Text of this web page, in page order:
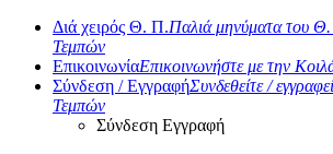
Διά χειρός Θ. Π.Παλιά μηνύματα του
Τεμπών
ΕπικοινωνίαΕπικοινωνήστε με την
Σύνδεση / ΕγγραφήΣυνδεθείτε /
Τεμπών
Σύνδεση Εγγραφή